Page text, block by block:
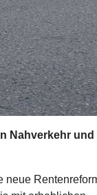
Nahverkehr und
neue